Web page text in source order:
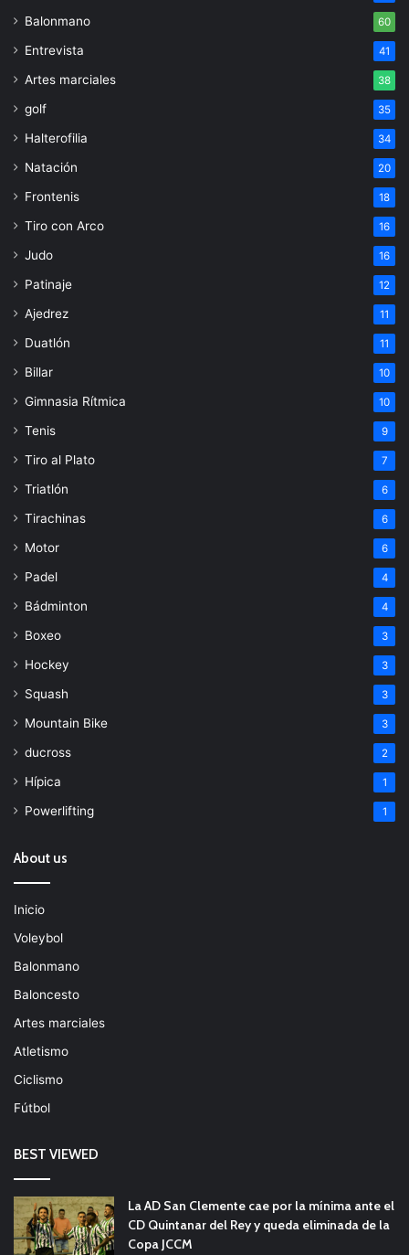
Balonmano 60
Entrevista 41
Artes marciales 38
golf 35
Halterofilia 34
Natación 20
Frontenis 18
Tiro con Arco 16
Judo 16
Patinaje 12
Ajedrez 11
Duatlón 11
Billar 10
Gimnasia Rítmica 10
Tenis 9
Tiro al Plato 7
Triatlón 6
Tirachinas 6
Motor 6
Padel 4
Bádminton 4
Boxeo 3
Hockey 3
Squash 3
Mountain Bike 3
ducross 2
Hípica 1
Powerlifting 1
About us
Inicio
Voleybol
Balonmano
Baloncesto
Artes marciales
Atletismo
Ciclismo
Fútbol
BEST VIEWED
La AD San Clemente cae por la mínima ante el
CD Quintanar del Rey y queda eliminada de la
Copa JCCM